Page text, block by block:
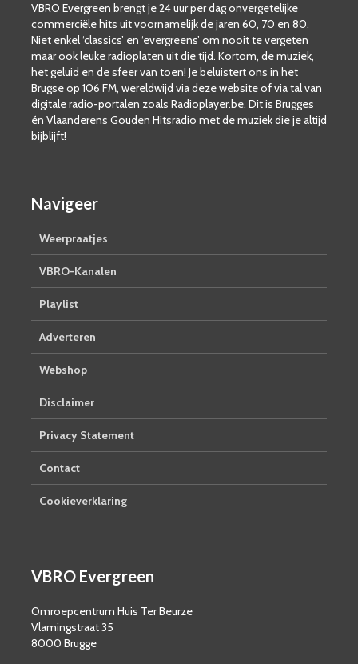
VBRO Evergreen brengt je 24 uur per dag onvergetelijke
commerciële hits uit voornamelijk de jaren 60, 70 en 80.
Niet enkel ‘classics’ en ‘evergreens’ om nooit te vergeten
maar ook leuke radioplaten uit die tijd. Kortom, de muziek,
het geluid en de sfeer van toen! Je beluistert ons in het
Brugse op 106 FM, wereldwijd via deze website of via tal van
digitale radio-portalen zoals Radioplayer.be. Dit is Brugges
én Vlaanderens Gouden Hitsradio met de muziek die je altijd
bijblijft!
Navigeer
Weerpraatjes
VBRO-Kanalen
Playlist
Adverteren
Webshop
Disclaimer
Privacy Statement
Contact
Cookieverklaring
VBRO Evergreen
Omroepcentrum Huis Ter Beurze
Vlamingstraat 35
8000 Brugge